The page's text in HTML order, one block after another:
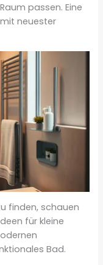
passen. Eine
neuester
finden, schauen
für kleine
Bad.